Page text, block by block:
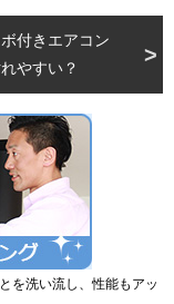
付きエアコン
やすい？
を洗い流し、性能もアッ